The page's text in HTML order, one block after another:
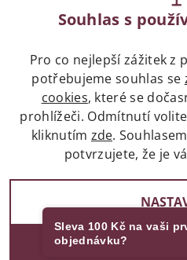
Legislativa
Zákaz prodeje
mladších 18 let.
Naše služby
2017 - 2026 © winehouse.cz,
Souhlas s
Pro co nejlepší zážitek z
potřebujeme souhlas se
cookies, které se
prohlížeči. Odmítnutí
kliknutím zde.
potvrzujete, že je
Sleva 100 Kč na vaši
objednávku?